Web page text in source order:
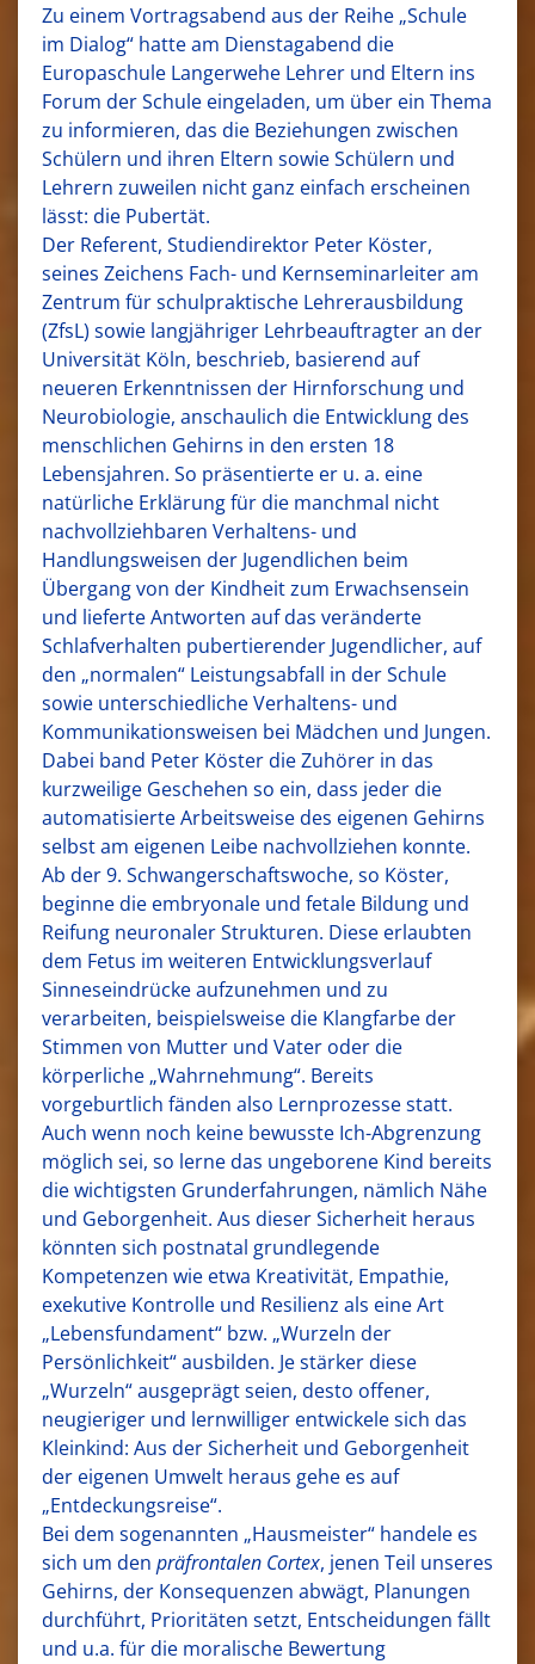
Zu einem Vortragsabend aus der Reihe „Schule
im Dialog“ hatte am Dienstagabend die
Europaschule Langerwehe Lehrer und Eltern ins
Forum der Schule eingeladen, um über ein Thema
zu informieren, das die Beziehungen zwischen
Schülern und ihren Eltern sowie Schülern und
Lehrern zuweilen nicht ganz einfach erscheinen
lässt: die Pubertät.
Der Referent, Studiendirektor Peter Köster,
seines Zeichens Fach- und Kernseminarleiter am
Zentrum für schulpraktische Lehrerausbildung
(ZfsL) sowie langjähriger Lehrbeauftragter an der
Universität Köln, beschrieb, basierend auf
neueren Erkenntnissen der Hirnforschung und
Neurobiologie, anschaulich die Entwicklung des
menschlichen Gehirns in den ersten 18
Lebensjahren. So präsentierte er u. a. eine
natürliche Erklärung für die manchmal nicht
nachvollziehbaren Verhaltens- und
Handlungsweisen der Jugendlichen beim
Übergang von der Kindheit zum Erwachsensein
und lieferte Antworten auf das veränderte
Schlafverhalten pubertierender Jugendlicher, auf
den „normalen“ Leistungsabfall in der Schule
sowie unterschiedliche Verhaltens- und
Kommunikationsweisen bei Mädchen und Jungen.
Dabei band Peter Köster die Zuhörer in das
kurzweilige Geschehen so ein, dass jeder die
automatisierte Arbeitsweise des eigenen Gehirns
selbst am eigenen Leibe nachvollziehen konnte.
Ab der 9. Schwangerschaftswoche, so Köster,
beginne die embryonale und fetale Bildung und
Reifung neuronaler Strukturen. Diese erlaubten
dem Fetus im weiteren Entwicklungsverlauf
Sinneseindrücke aufzunehmen und zu
verarbeiten, beispielsweise die Klangfarbe der
Stimmen von Mutter und Vater oder die
körperliche „Wahrnehmung“. Bereits
vorgeburtlich fänden also Lernprozesse statt.
Auch wenn noch keine bewusste Ich-Abgrenzung
möglich sei, so lerne das ungeborene Kind bereits
die wichtigsten Grunderfahrungen, nämlich Nähe
und Geborgenheit. Aus dieser Sicherheit heraus
könnten sich postnatal grundlegende
Kompetenzen wie etwa Kreativität, Empathie,
exekutive Kontrolle und Resilienz als eine Art
„Lebensfundament“ bzw. „Wurzeln der
Persönlichkeit“ ausbilden. Je stärker diese
„Wurzeln“ ausgeprägt seien, desto offener,
neugieriger und lernwilliger entwickele sich das
Kleinkind: Aus der Sicherheit und Geborgenheit
der eigenen Umwelt heraus gehe es auf
„Entdeckungsreise“.
Bei dem sogenannten „Hausmeister“ handele es
sich um den präfrontalen Cortex, jenen Teil unseres
Gehirns, der Konsequenzen abwägt, Planungen
durchführt, Prioritäten setzt, Entscheidungen fällt
und u.a. für die moralische Bewertung